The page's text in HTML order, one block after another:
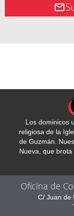
Los dominicos
religiosa de la
de Guzmán.
Nueva, que
Oficina de
C/ Juan de